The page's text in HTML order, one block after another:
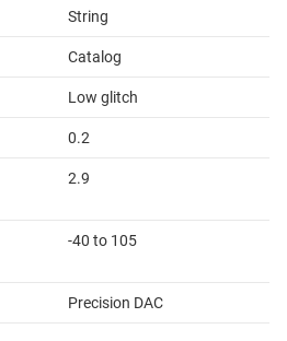
String
Catalog
Low glitch
0.2
2.9
-40 to 105
Precision DAC